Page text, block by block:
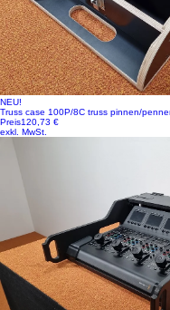
NEU!
Truss case 100P/8C truss pinnen/
Preis120,73 €
exkl. MwSt.